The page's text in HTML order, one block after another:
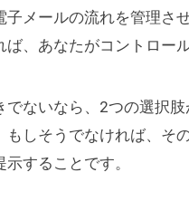
メールの流れを管理さ
、あなたがコントロー
ないなら、2つの選択肢
しそうでなければ、そ
することです。